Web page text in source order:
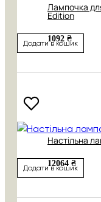
Лампочка
Edition
1092 ₴
Додати в кошик
Настільна
12064 ₴
Додати в кошик